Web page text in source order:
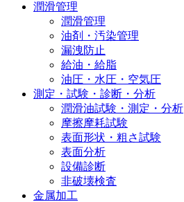
潤滑管理
潤滑管理
油剤・汚染管理
漏洩防止
給油・給脂
油圧・水圧・空気圧
測定・試験・診断・分析
潤滑油試験・測定・分析
摩擦摩耗試験
表面形状・粗さ試験
表面分析
設備診断
非破壊検査
金属加工